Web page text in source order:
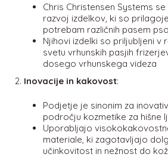
Chris Christensen Systems
razvoj izdelkov, ki so
potrebam različnih pasem
Njihovi izdelki so priljubljeni v
svetu vrhunskih pasjih
dosego vrhunskega videza
Inovacije in kakovost:
Podjetje je sinonim za
področju kozmetike za hišne
Uporabljajo
materiale, ki zagotavljajo
učinkovitost in nežnost do